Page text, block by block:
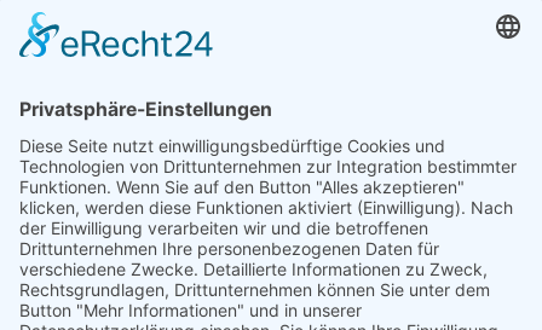
„Staubsches Haus“
Untere Sandstraße 30
96049 Bamberg
Tel: +49 (0) 951 67600